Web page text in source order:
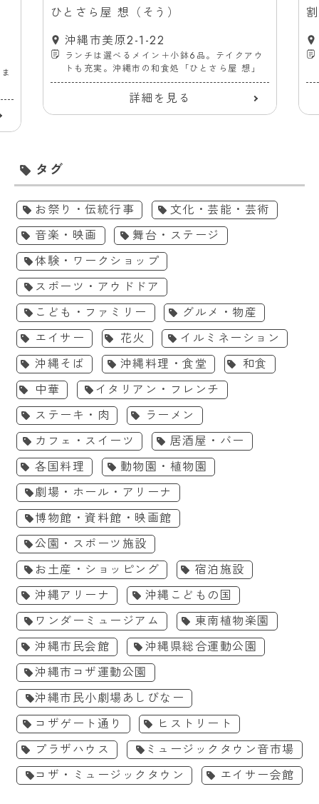
ひとさら屋 想（そう）
沖縄市美原2-1-22
ランチは選べるメイン＋小鉢6品。テイクアウ
トも充実。沖縄市の和食処「ひとさら屋 想」
詳細を見る
タグ
お祭り・伝統行事
文化・芸能・芸術
音楽・映画
舞台・ステージ
体験・ワークショップ
スポーツ・アウドドア
こども・ファミリー
グルメ・物産
エイサー
花火
イルミネーション
沖縄そば
沖縄料理・食堂
和食
中華
イタリアン・フレンチ
ステーキ・肉
ラーメン
カフェ・スイーツ
居酒屋・バー
各国料理
動物園・植物園
劇場・ホール・アリーナ
博物館・資料館・映画館
公園・スポーツ施設
お土産・ショッピング
宿泊施設
沖縄アリーナ
沖縄こどもの国
ワンダーミュージアム
東南植物楽園
沖縄市民会館
沖縄県総合運動公園
沖縄市コザ運動公園
沖縄市民小劇場あしびなー
コザゲート通り
ヒストリート
プラザハウス
ミュージックタウン音市場
コザ・ミュージックタウン
エイサー会館